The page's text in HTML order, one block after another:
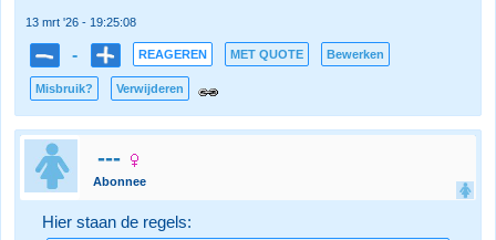
13 mrt '26 - 19:25:08
- REAGEREN MET QUOTE Bewerken
Misbruik? Verwijderen
---
Abonnee
Hier staan de regels: